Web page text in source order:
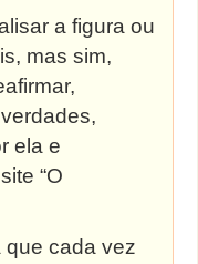
a figura ou
mas sim,
ela e
“O
que cada vez